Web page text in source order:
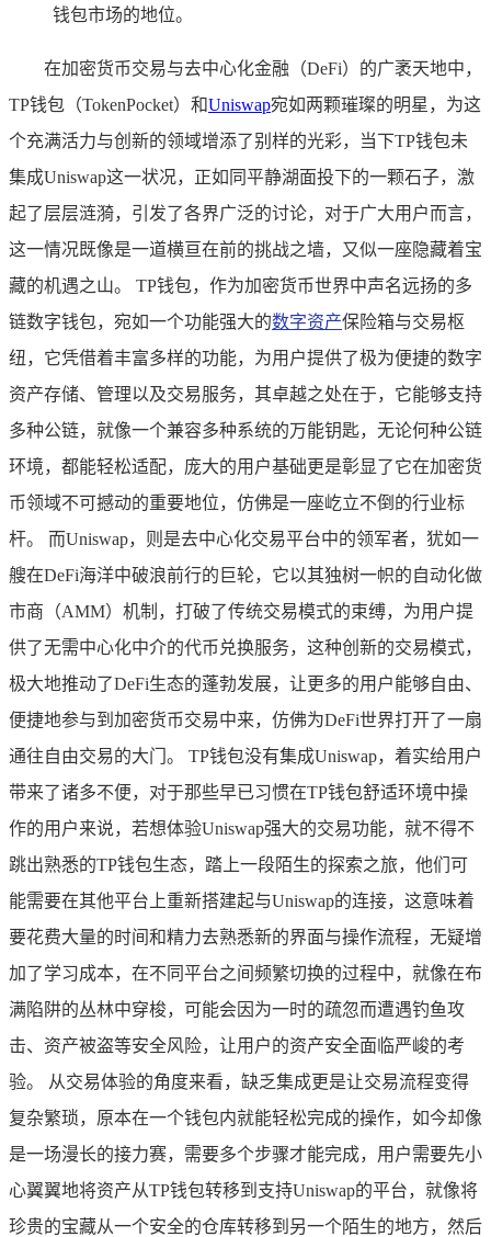
钱包市场的地位。
在加密货币交易与去中心化金融（DeFi）的广袤天地中，
TP钱包（TokenPocket）和Uniswap宛如两颗璀璨的明星，为这
个充满活力与创新的领域增添了别样的光彩，当下TP钱包未
集成Uniswap这一状况，正如同平静湖面投下的一颗石子，激
起了层层涟漪，引发了各界广泛的讨论，对于广大用户而言，
这一情况既像是一道横亘在前的挑战之墙，又似一座隐藏着宝
藏的机遇之山。 TP钱包，作为加密货币世界中声名远扬的多
链数字钱包，宛如一个功能强大的数字资产保险箱与交易枢
纽，它凭借着丰富多样的功能，为用户提供了极为便捷的数字
资产存储、管理以及交易服务，其卓越之处在于，它能够支持
多种公链，就像一个兼容多种系统的万能钥匙，无论何种公链
环境，都能轻松适配，庞大的用户基础更是彰显了它在加密货
币领域不可撼动的重要地位，仿佛是一座屹立不倒的行业标
杆。 而Uniswap，则是去中心化交易平台中的领军者，犹如一
艘在DeFi海洋中破浪前行的巨轮，它以其独树一帜的自动化做
市商（AMM）机制，打破了传统交易模式的束缚，为用户提
供了无需中心化中介的代币兑换服务，这种创新的交易模式，
极大地推动了DeFi生态的蓬勃发展，让更多的用户能够自由、
便捷地参与到加密货币交易中来，仿佛为DeFi世界打开了一扇
通往自由交易的大门。 TP钱包没有集成Uniswap，着实给用户
带来了诸多不便，对于那些早已习惯在TP钱包舒适环境中操
作的用户来说，若想体验Uniswap强大的交易功能，就不得不
跳出熟悉的TP钱包生态，踏上一段陌生的探索之旅，他们可
能需要在其他平台上重新搭建起与Uniswap的连接，这意味着
要花费大量的时间和精力去熟悉新的界面与操作流程，无疑增
加了学习成本，在不同平台之间频繁切换的过程中，就像在布
满陷阱的丛林中穿梭，可能会因为一时的疏忽而遭遇钓鱼攻
击、资产被盗等安全风险，让用户的资产安全面临严峻的考
验。 从交易体验的角度来看，缺乏集成更是让交易流程变得
复杂繁琐，原本在一个钱包内就能轻松完成的操作，如今却像
是一场漫长的接力赛，需要多个步骤才能完成，用户需要先小
心翼翼地将资产从TP钱包转移到支持Uniswap的平台，就像将
珍贵的宝藏从一个安全的仓库转移到另一个陌生的地方，然后